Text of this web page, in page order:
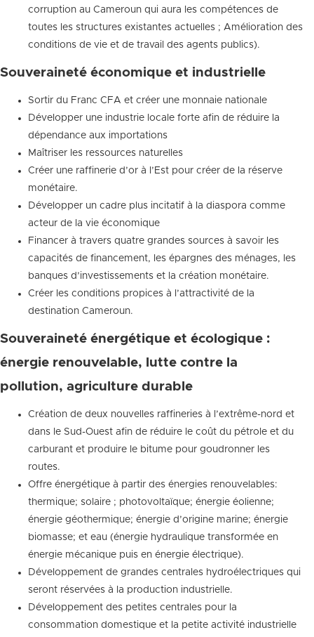
corruption au Cameroun qui aura les compétences de
toutes les structures existantes actuelles ; Amélioration des
conditions de vie et de travail des agents publics).
Souveraineté économique et industrielle
Sortir du Franc CFA et créer une monnaie nationale
Développer une industrie locale forte afin de réduire la
dépendance aux importations
Maîtriser les ressources naturelles
Créer une raffinerie d’or à l’Est pour créer de la réserve
monétaire.
Développer un cadre plus incitatif à la diaspora comme
acteur de la vie économique
Financer à travers quatre grandes sources à savoir les
capacités de financement, les épargnes des ménages, les
banques d’investissements et la création monétaire.
Créer les conditions propices à l’attractivité de la
destination Cameroun.
Souveraineté énergétique et écologique :
énergie renouvelable, lutte contre la
pollution, agriculture durable
Création de deux nouvelles raffineries à l’extrême-nord et
dans le Sud-Ouest afin de réduire le coût du pétrole et du
carburant et produire le bitume pour goudronner les
routes.
Offre énergétique à partir des énergies renouvelables:
thermique; solaire ; photovoltaïque; énergie éolienne;
énergie géothermique; énergie d’origine marine; énergie
biomasse; et eau (énergie hydraulique transformée en
énergie mécanique puis en énergie électrique).
Développement de grandes centrales hydroélectriques qui
seront réservées à la production industrielle.
Développement des petites centrales pour la
consommation domestique et la petite activité industrielle